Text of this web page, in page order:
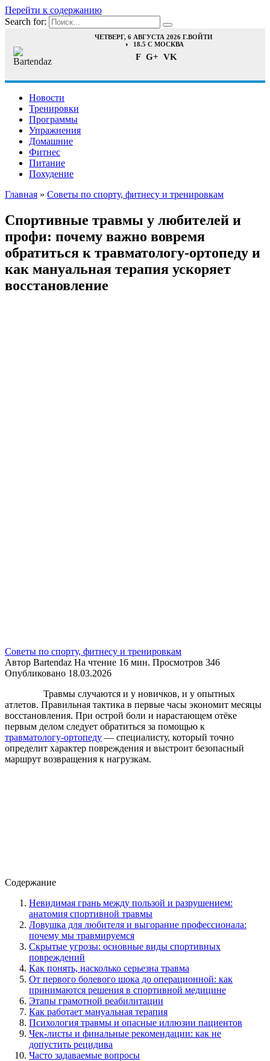
Перейти к содержанию
Search for:
ЧЕТВЕРГ, 6 АВГУСТА 2026 Г.ВОЙТИ
18.5 C МОСКВА
F G+ VK
Новости
Тренировки
Программы
Упражнения
Домашние
Фитнес
Питание
Похудение
Главная » Советы по спорту, фитнесу и тренировкам
Спортивные травмы у любителей и
профи: почему важно вовремя
обратиться к травматологу-ортопеду и
как мануальная терапия ускоряет
восстановление
Советы по спорту, фитнесу и тренировкам
Автор Bartendaz На чтение 16 мин. Просмотров 346
Опубликовано 18.03.2026
Травмы случаются и у новичков, и у опытных
атлетов. Правильная тактика в первые часы экономит месяцы
восстановления. При острой боли и нарастающем отёке
первым делом следует обратиться за помощью к
травматологу-ортопеду — специалисту, который точно
определит характер повреждения и выстроит безопасный
маршрут возвращения к нагрузкам.
Содержание
Невидимая грань между пользой и разрушением:
анатомия спортивной травмы
Ловушка для любителя и выгорание профессионала:
почему мы травмируемся
Скрытые угрозы: основные виды спортивных
повреждений
Как понять, насколько серьезна травма
От первого болевого шока до операционной: как
принимаются решения в спортивной медицине
Этапы грамотной реабилитации
Как работает мануальная терапия
Психология травмы и опасные иллюзии пациентов
Чек-листы и финальные рекомендации: как не
допустить рецидива
Часто задаваемые вопросы